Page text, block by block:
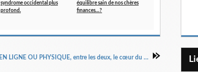
syndrome occidental plus
profond.
équilibre sain de nos chères
finances…?
EN LIGNE OU PHYSIQUE, entre les deux, le cœur du commerce est-il en train de balancer...?